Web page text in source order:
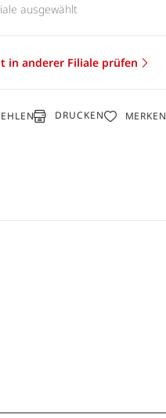
ausgewählt
in anderer Filiale prüfen
DRUCKEN MERKEN